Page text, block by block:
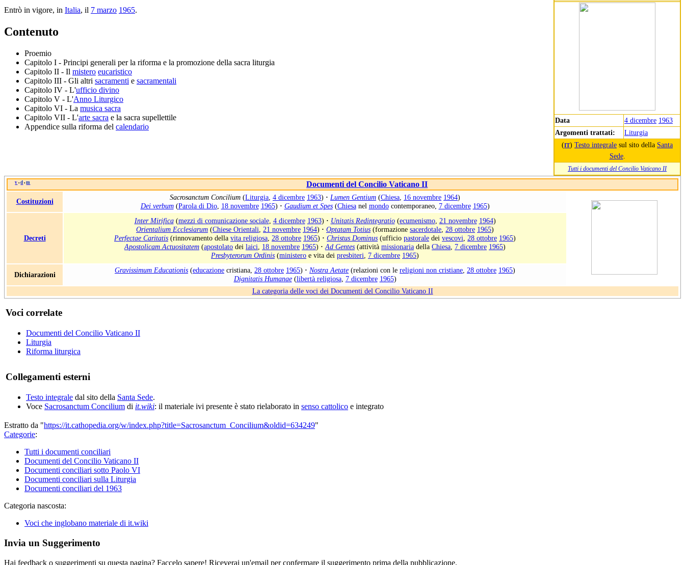
Data 4 dicembre 1963
Argomenti trattati:
Liturgia
(IT) Testo integrale sul sito della Santa
Sede.
Tutti i documenti del Concilio Vaticano II
Entrò in vigore, in Italia, il 7 marzo 1965.
Contenuto
Proemio
Capitolo I - Principi generali per la riforma e la promozione della sacra liturgia
Capitolo II - Il mistero eucaristico
Capitolo III - Gli altri sacramenti e sacramentali
Capitolo IV - L'ufficio divino
Capitolo V - L'Anno Liturgico
Capitolo VI - La musica sacra
Capitolo VII - L'arte sacra e la sacra supellettile
Appendice sulla riforma del calendario
v • d • m Documenti del Concilio Vaticano II
Costituzioni Sacrosanctum Concilium (Liturgia, 4 dicembre 1963) · Lumen Gentium (Chiesa, 16 novembre 1964)
Dei verbum(Parola di Dio, 18 novembre 1965) · Gaudium et Spes(Chiesanel mondocontemporaneo, 7 dicembre 1965)
Decreti
Inter Mirifica(mezzi di comunicazione sociale, 4 dicembre 1963) · Unitatis Redintegratio(ecumenismo, 21 novembre 1964)
Orientalium Ecclesiarum (Chiese Orientali, 21 novembre 1964) · Optatam Totius (formazione sacerdotale, 28 ottobre 1965)
Perfectae Caritatis (rinnovamento della vita religiosa, 28 ottobre 1965) · Christus Dominus (ufficio pastorale dei vescovi, 28 ottobre 1965)
Apostolicam Actuositatem (apostolato dei laici, 18 novembre 1965) · Ad Gentes (attività missionaria della Chiesa, 7 dicembre 1965)
Presbyterorum Ordinis (ministero e vita dei presbiteri, 7 dicembre 1965)
Dichiarazioni
Gravissimum Educationis (educazione cristiana, 28 ottobre 1965) · Nostra Aetate (relazioni con le religioni non cristiane, 28 ottobre 1965)
Dignitatis Humanae(libertà religiosa, 7 dicembre 1965)
La categoria delle voci dei Documenti del Concilio Vaticano II
Voci correlate
Documenti del Concilio Vaticano II
Liturgia
Riforma liturgica
Collegamenti esterni
Testo integrale dal sito della Santa Sede.
Voce Sacrosanctum Concilium di it.wiki: il materiale ivi presente è stato rielaborato in senso cattolico e integrato
Estratto da "https://it.cathopedia.org/w/index.php?title=Sacrosanctum_Concilium&oldid=634249"
Categorie:
Tutti i documenti conciliari
Documenti del Concilio Vaticano II
Documenti conciliari sotto Paolo VI
Documenti conciliari sulla Liturgia
Documenti conciliari del 1963
Categoria nascosta:
Voci che inglobano materiale di it.wiki
Invia un Suggerimento
Hai feedback o suggerimenti su questa pagina? Faccelo sapere! Riceverai un'email per confermare il suggerimento prima della pubblicazione.